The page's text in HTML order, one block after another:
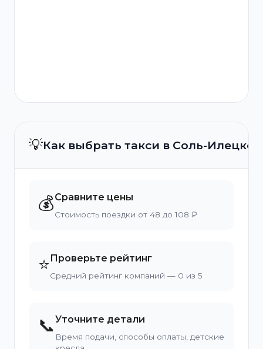
💡Как выбрать такси в Соль-Илецке?
💰Сравните цены
Стоимость поездки от 48 до 108 ₽
⭐Проверьте рейтинг
Средний рейтинг компаний — 0 из 5
📞Уточните детали
Время подачи, способы оплаты, детские